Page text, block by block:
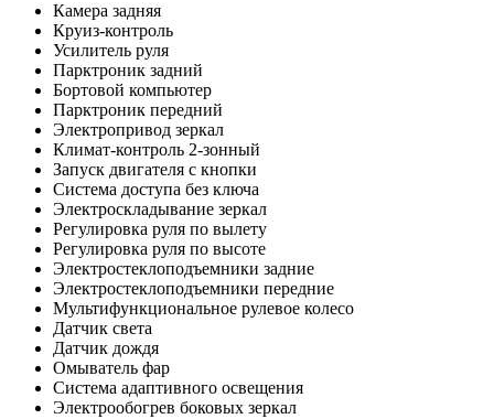
Камера задняя
Круиз-контроль
Усилитель руля
Парктроник задний
Бортовой компьютер
Парктроник передний
Электропривод зеркал
Климат-контроль 2-зонный
Запуск двигателя с кнопки
Система доступа без ключа
Электроскладывание зеркал
Регулировка руля по вылету
Регулировка руля по высоте
Электростеклоподъемники задние
Электростеклоподъемники передние
Мультифункциональное рулевое колесо
Датчик света
Датчик дождя
Омыватель фар
Система адаптивного освещения
Электрообогрев боковых зеркал